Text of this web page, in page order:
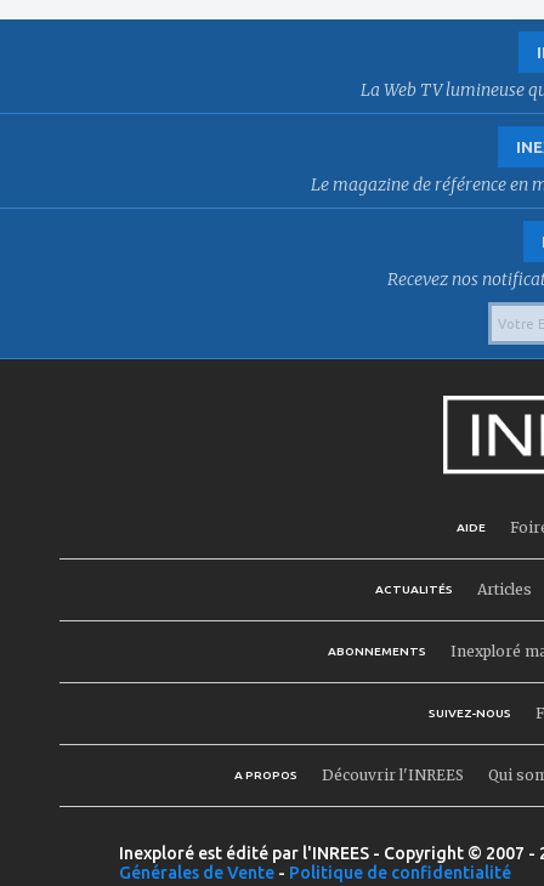
La Web TV lumineuse
Le magazine de référence en
Recevez nos
AIDE
ACTUALITÉS Articles
ABONNEMENTS Inexploré
SUIVEZ-NOUS
A PROPOS Découvrir l'INREES Qui
Inexploré est édité par l'INREES - Copyright © 2007
Générales de Vente - Politique de confidentialité